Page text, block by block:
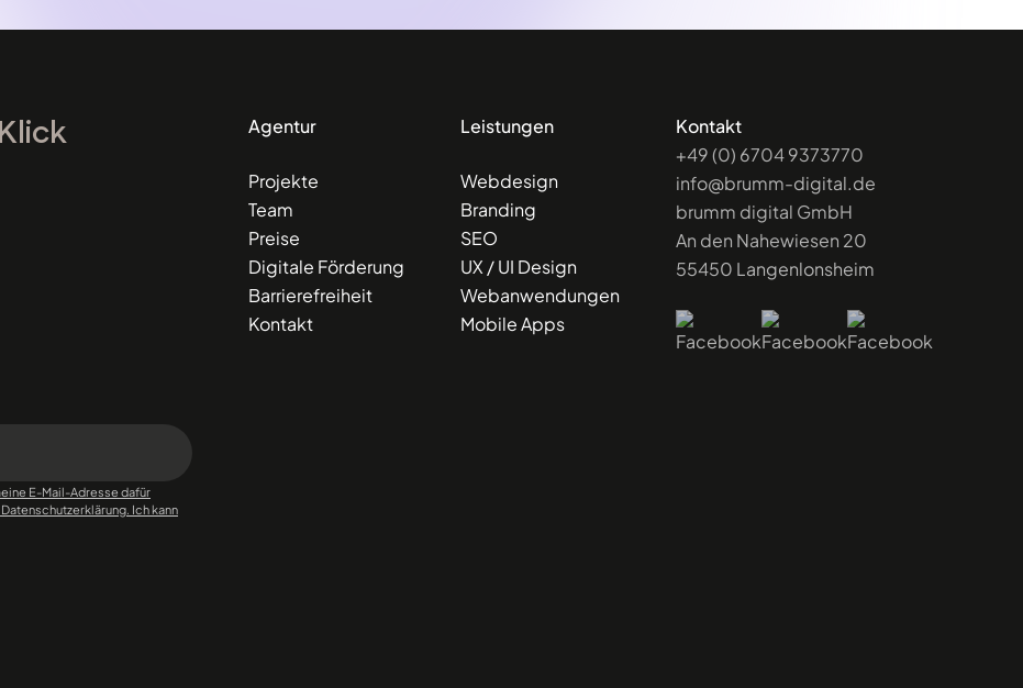
Klick
E-Mail-Adresse dafür
Ich kann
Agentur
Projekte
Team
Preise
Digitale Förderung
Barrierefreiheit
Kontakt
Leistungen
Webdesign
Branding
SEO
UX / UI Design
Webanwendungen
Mobile Apps
Kontakt
+49 (0) 6704 9373770
info@brumm-digital.de
brumm digital GmbH
An den Nahewiesen 20
55450 Langenlonsheim